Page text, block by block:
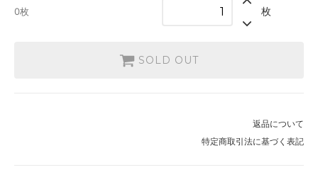
0枚 枚
SOLD OUT
返品について
特定商取引法に基づく表記